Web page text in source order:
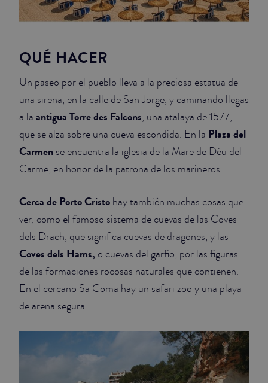
QUÉ HACER
Un paseo por el pueblo lleva a la preciosa estatua de
una sirena, en la calle de San Jorge, y caminando llegas
a la antigua Torre des Falcons, una atalaya de 1577,
que se alza sobre una cueva escondida. En la Plaza del
Carmen se encuentra la iglesia de la Mare de Déu del
Carme, en honor de la patrona de los marineros.
Cerca de Porto Cristo hay también muchas cosas que
ver, como el famoso sistema de cuevas de las Coves
dels Drach, que significa cuevas de dragones, y las
Coves dels Hams, o cuevas del garfio, por las figuras
de las formaciones rocosas naturales que contienen.
En el cercano Sa Coma hay un safari zoo y una playa
de arena segura.